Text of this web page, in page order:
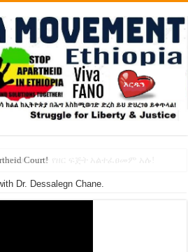
ውስጥ የዘር ፍጅት አልተፈፀመም አሉ!
Court!
Dr. Dessalegn Chane.